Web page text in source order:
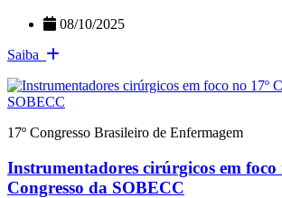
08/10/2025
Saiba
17º Congresso Brasileiro de Enfermagem
Instrumentadores cirúrgicos em foco
Congresso da SOBECC